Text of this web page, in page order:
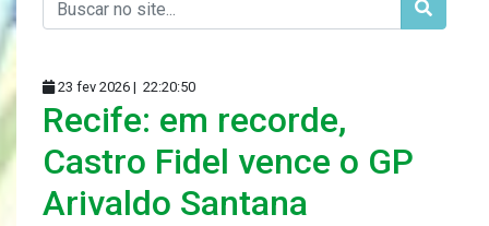
23 fev 2026 | 22:20:50
Recife: em recorde,
Castro Fidel vence o GP
Arivaldo Santana